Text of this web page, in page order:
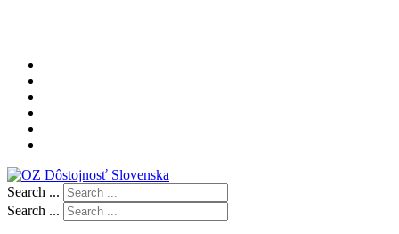
Search ...
Search ...